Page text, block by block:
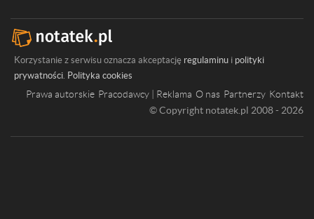
Korzystanie z serwisu oznacza akceptację regulaminu i polityki
prywatności. Polityka cookies
Prawa autorskie Pracodawcy | Reklama O nas Partnerzy Kontakt
© Copyright notatek.pl 2008 - 2026